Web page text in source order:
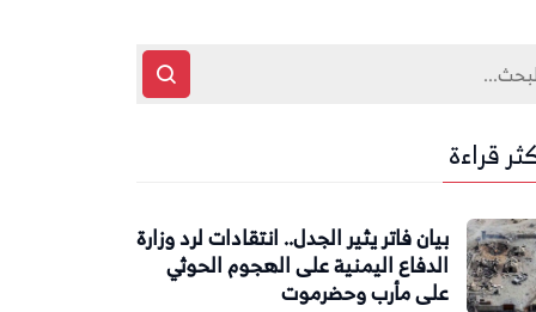
قراءة
بيان فاتر يثير الجدل.. انتقادات لرد وزارة
الدفاع اليمنية على الهجوم الحوثي
على مأرب وحضرموت